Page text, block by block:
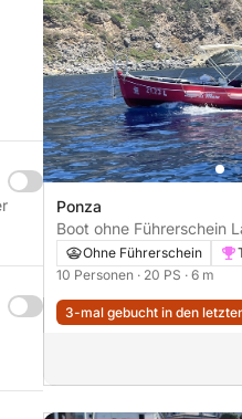
Ponza
Boot ohne Führerschein Lancia 6.5 Mt
20PSOhne Führerschein
10 Personen · 20 PS · 6 m
3-mal gebucht in den